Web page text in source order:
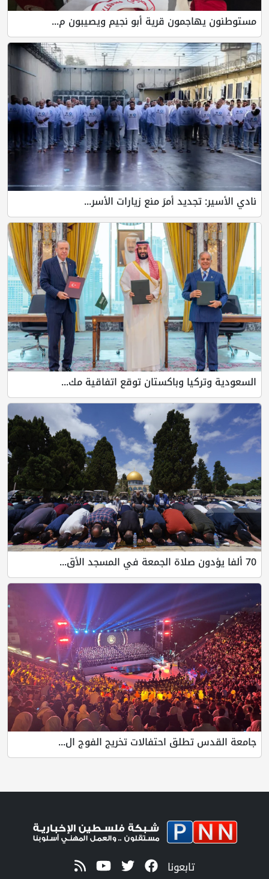
مستوطنون يهاجمون قرية أبو نجيم ويصيبون م...
نادي الأسير: تجديد أمرَ منع زيارات الأسر...
السعودية وتركيا وباكستان توقع اتفاقية مك...
70 ألفا يؤدون صلاة الجمعة في المسجد الأق...
جامعة القدس تطلق احتفالات تخريج الفوج ال...
تابعونا